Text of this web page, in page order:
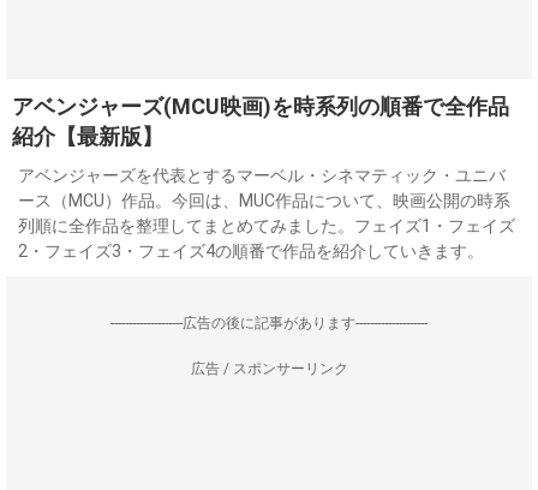
アベンジャーズ(MCU映画)を時系列の順番で全作品
紹介【最新版】
アベンジャーズを代表とするマーベル・シネマティック・ユニバ
ース（MCU）作品。今回は、MUC作品について、映画公開の時系
列順に全作品を整理してまとめてみました。フェイズ1・フェイズ
2・フェイズ3・フェイズ4の順番で作品を紹介していきます。
--------------------広告の後に記事があります--------------------
広告 / スポンサーリンク